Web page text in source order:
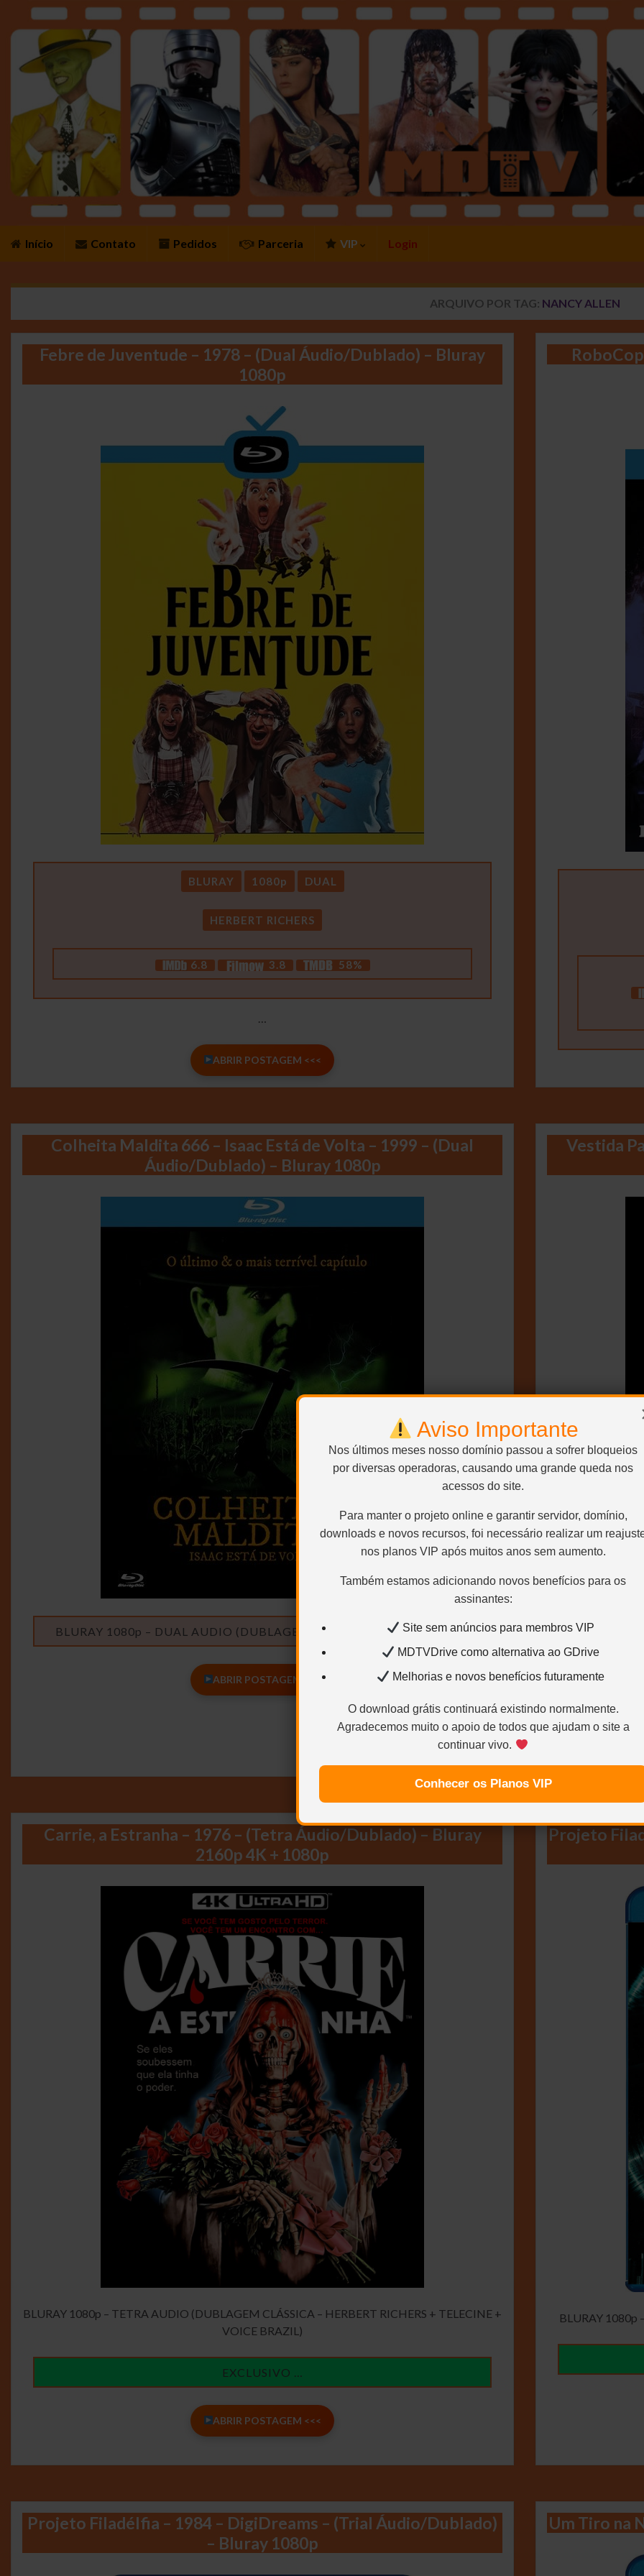
Aviso Importante
Nos últimos meses nosso domínio passou a sofrer bloqueios
por diversas operadoras, causando uma grande queda nos
acessos do site.
Para manter o projeto online e garantir servidor, domínio,
downloads e novos recursos, foi necessário realizar um
nos planos VIP após muitos anos sem aumento.
Também estamos adicionando novos benefícios para os
assinantes:
Site sem anúncios para membros VIP
MDTVDrive como alternativa ao GDrive
Melhorias e novos benefícios futuramente
O download grátis continuará existindo normalmente.
Agradecemos muito o apoio de todos que ajudam o site a
continuar vivo.
Conhecer os Planos VIP
Início Contato Pedidos Parceria VIP Login
ARQUIVO POR TAG: NANCY ALLEN
Febre de Juventude – 1978 – (Dual Áudio/Dublado) – Bluray
1080p
BLURAY 1080p DUAL
HERBERT RICHERS
6.8 3.8 58%
…
ABRIR POSTAGEM <<<
Colheita Maldita 666 – Isaac Está de Volta – 1999 – (Dual
Áudio/Dublado) – Bluray 1080p
BLURAY 1080p – DUAL AUDIO (DUBLAGEM CLÁSSICA – DUBLAVIDEO)
ABRIR POSTAGEM <<<
Vestida
BLURAY 2160p
Carrie, a Estranha – 1976 – (Tetra Áudio/Dublado) – Bluray
2160p 4K + 1080p
BLURAY 1080p – TETRA AUDIO (DUBLAGEM CLÁSSICA – HERBERT RICHERS + TELECINE +
VOICE BRAZIL)
EXCLUSIVO …
ABRIR POSTAGEM <<<
Projeto
BLURAY 1080p
Projeto Filadélfia – 1984 – DigiDreams – (Trial Áudio/Dublado)
– Bluray 1080p
Um Tiro na